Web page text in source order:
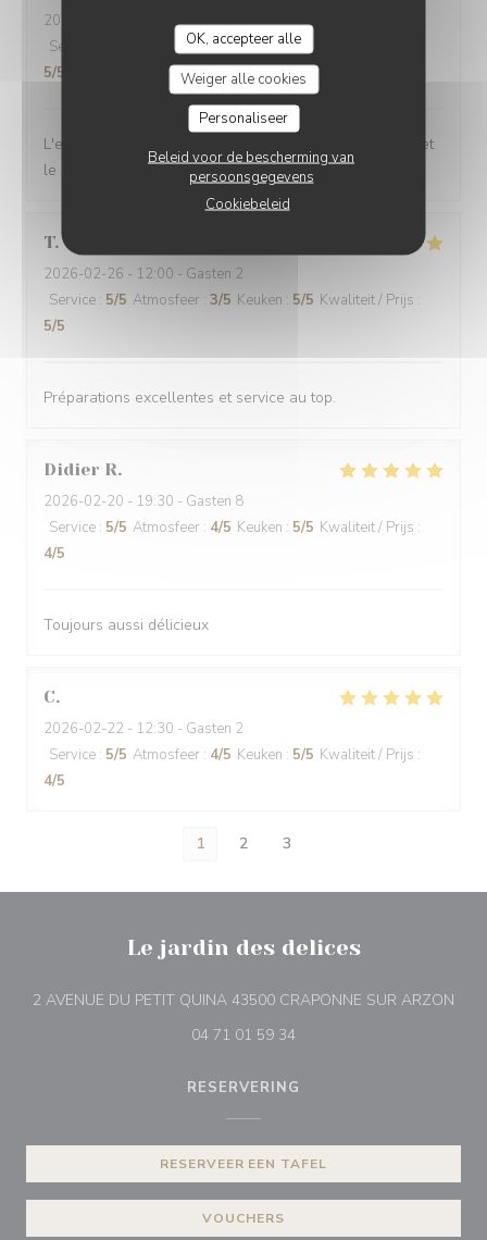
OK, accepteer alle
Weiger alle cookies
Personaliseer
Beleid voor de bescherming van
persoonsgegevens
Cookiebeleid
2026-03-05
- 12:00 - Gasten 4
Service
Atmosfeer: 5/5 Keuken:5 /5
5/5
L'excellence est toujours au rendez-vous. Les saveurs et
le service sont parfaits
T
2026-02-26 - 12:00 - Gasten 2
Service : 5/5 Atmosfeer : 3/5 Keuken : 5/5 Kwaliteit / Prijs :
5/5
Préparations excellentes et service au top.
Didier R
2026-02-20 - 19:30 - Gasten 8
Service : 5/5 Atmosfeer : 4/5 Keuken : 5/5 Kwaliteit / Prijs :
4/5
Toujours aussi délicieux
C
2026-02-22 - 12:30 - Gasten 2
Service : 5/5 Atmosfeer : 4/5 Keuken : 5/5 Kwaliteit / Prijs :
4/5
1 2 3
Le jardin des delices
2 AVENUE DU PETIT QUINA 43500 CRAPONNE SUR ARZON
04 71 01 59 34
RESERVERING
RESERVEER EEN TAFEL
VOUCHERS